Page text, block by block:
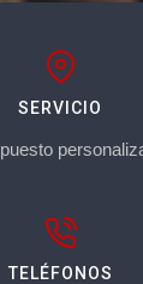
SERVICIO
TELÉFONOS